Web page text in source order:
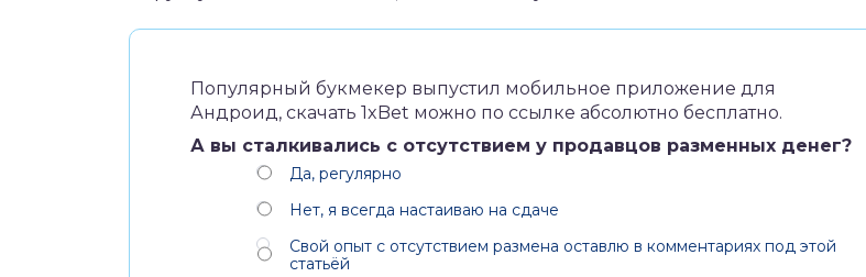
Популярный букмекер выпустил мобильное приложение для
Андроид, скачать 1xBet можно по ссылке абсолютно бесплатно.
А вы сталкивались с отсутствием у продавцов разменных денег?
Да, регулярно
Нет, я всегда настаиваю на сдаче
Свой опыт с отсутствием размена оставлю в комментариях под этой
статьёй